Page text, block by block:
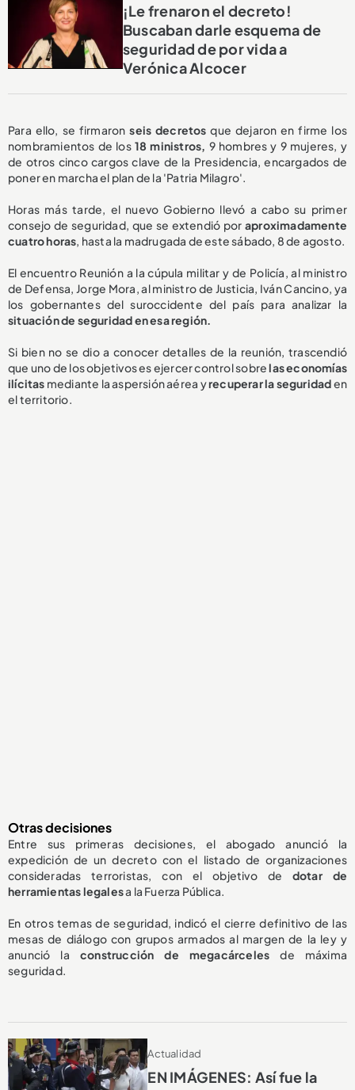
¡Le frenaron el decreto!
Buscaban darle esquema de
seguridad de por vida a
Verónica Alcocer
Para ello, se firmaronseis decretosque dejaron en firme los
nombramientos de los 18 ministros, 9 hombres y 9 mujeres, y
de otros cinco cargos clave de la Presidencia, encargados de
poner en marcha el plan de la 'Patria Milagro'.
Horas más tarde, el nuevo Gobierno llevó a cabo su primer
consejo de seguridad, que se extendió por aproximadamente
cuatro horas , hasta la madrugada de este sábado, 8 de agosto.
El encuentro Reunión a la cúpula militar y de Policía, al ministro
de Defensa, Jorge Mora, al ministro de Justicia, Iván Cancino, ya
los gobernantes del suroccidente del país para analizar la
situación de seguridad en esa región.
Si bien no se dio a conocer detalles de la reunión, trascendió
que uno de los objetivos es ejercer control sobrelas economías
ilícitas mediante la aspersión aérea yrecuperar la seguridaden
el territorio.
Otras decisiones
Entre sus primeras decisiones, el abogado anunció la
expedición de un decreto con el listado de organizaciones
consideradas terroristas, con el objetivo de dotar de
herramientas legalesa la Fuerza Pública.
En otros temas de seguridad, indicó el cierre definitivo de las
mesas de diálogo con grupos armados al margen de la ley y
anunció la construcción de megacárcelesde máxima
seguridad.
Actualidad
EN IMÁGENES: Así fue la